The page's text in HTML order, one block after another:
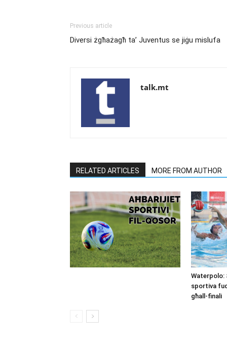
Previous article
Diversi żgħażagħ ta’ Juventus se jiġu mislufa
talk.mt
RELATED ARTICLES MORE FROM AUTHOR
sportiva
għall-finali